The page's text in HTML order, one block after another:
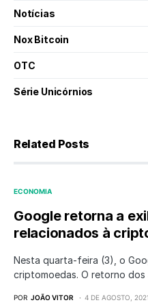
Notícias
Nox Bitcoin
OTC
Série Unicórnios
Related Posts
ECONOMIA
Google retorna a
relacionados à
Nesta quarta-feira (3), o
criptomoedas. O retorno
POR JOÃO VITOR 4 DE AGOSTO,